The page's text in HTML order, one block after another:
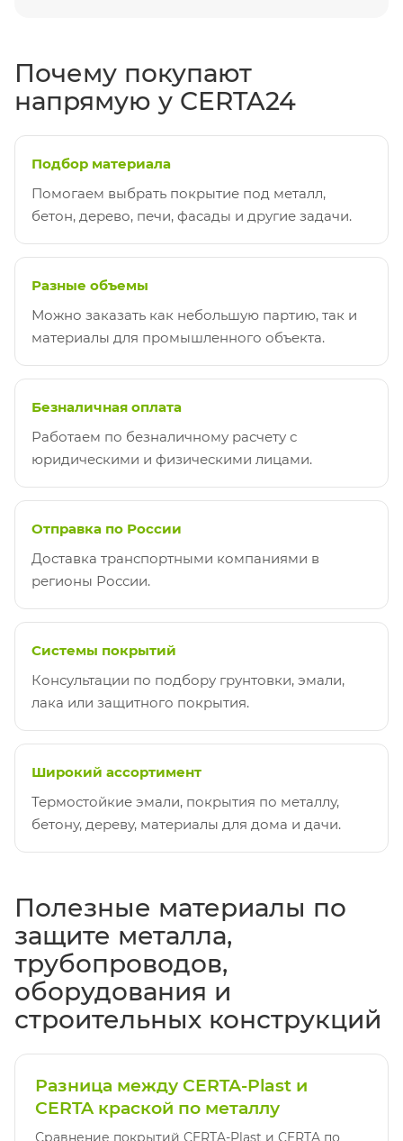
Почему покупают
напрямую у CERTA24
Подбор материала
Помогаем выбрать покрытие под металл,
бетон, дерево, печи, фасады и другие задачи.
Разные объемы
Можно заказать как небольшую партию, так и
материалы для промышленного объекта.
Безналичная оплата
Работаем по безналичному расчету с
юридическими и физическими лицами.
Отправка по России
Доставка транспортными компаниями в
регионы России.
Системы покрытий
Консультации по подбору грунтовки, эмали,
лака или защитного покрытия.
Широкий ассортимент
Термостойкие эмали, покрытия по металлу,
бетону, дереву, материалы для дома и дачи.
Полезные материалы по
защите металла,
трубопроводов,
оборудования и
строительных конструкций
Разница между CERTA-Plast и
CERTA краской по металлу
Сравнение покрытий CERTA-Plast и CERTA по